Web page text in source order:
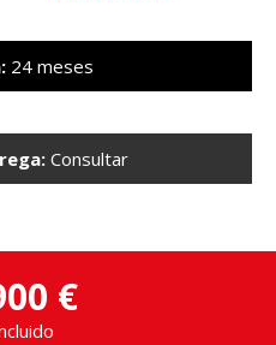
24 meses
Consultar
€